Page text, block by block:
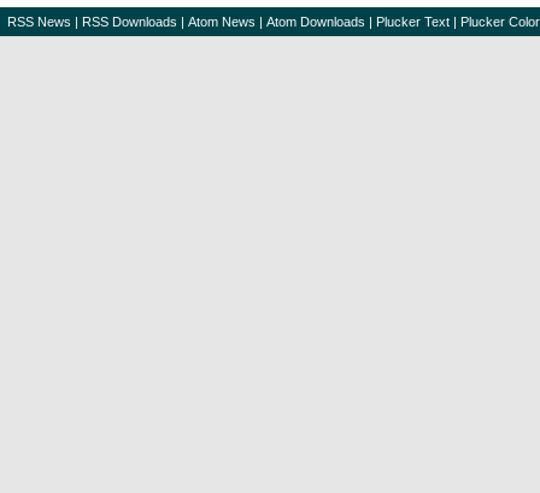
RSS News | RSS Downloads | Atom News | Atom Downloads | Plucker Text | Plucker Color